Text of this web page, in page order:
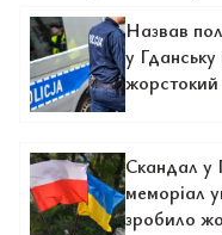
Назвав
у
Скандал у
меморіал
зробило